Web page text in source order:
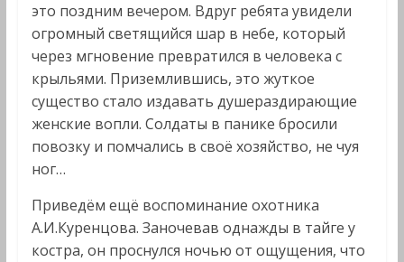
это поздним вечером. Вдруг ребята увидели
огромный светящийся шар в небе, который
через мгновение превратился в человека с
крыльями. Приземлившись, это жуткое
существо стало издавать душераздирающие
женские вопли. Солдаты в панике бросили
повозку и помчались в своё хозяйство, не чуя
ног…
Приведём ещё воспоминание охотника
А.И.Куренцова. Заночевав однажды в тайге у
костра, он проснулся ночью от ощущения, что